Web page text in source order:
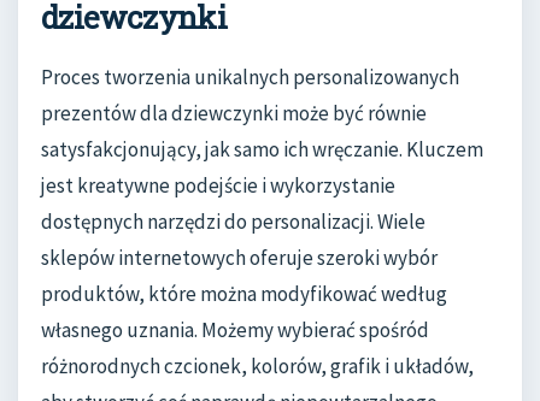
dziewczynki
Proces tworzenia unikalnych personalizowanych
prezentów dla dziewczynki może być równie
satysfakcjonujący, jak samo ich wręczanie. Kluczem
jest kreatywne podejście i wykorzystanie
dostępnych narzędzi do personalizacji. Wiele
sklepów internetowych oferuje szeroki wybór
produktów, które można modyfikować według
własnego uznania. Możemy wybierać spośród
różnorodnych czcionek, kolorów, grafik i układów,